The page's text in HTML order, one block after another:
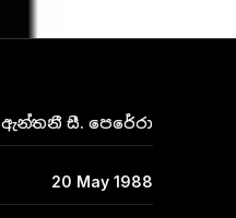
ඇන්තනී සී. පෙරේරා
20 May 1988